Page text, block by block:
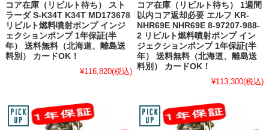
コア在庫（リビルト待ち） スト
ラーダ S-K34T K34T MD173678
リビルト燃料噴射ポンプ インジ
ェクションポンプ 1年保証(半
年） 送料無料（北海道、離島送
料別） カードOK！
¥116,820(税込)
コア在庫（リビルト待ち） 1週間
以内コア返却必要 エルフ KR-
NHR69E NHR69E 8-97207-988-
2 リビルト燃料噴射ポンプ イン
ジェクションポンプ 1年保証(半
年） 送料無料（北海道、離島送
料別） カードOK！
¥113,300(税込)